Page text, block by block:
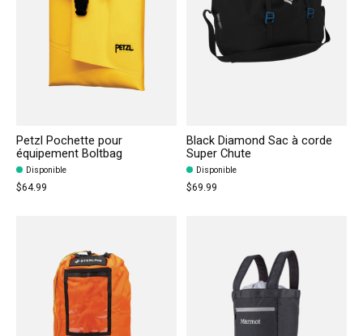
Petzl Pochette pour
équipement Boltbag
Disponible
$64.99
Black Diamond Sac à corde
Super Chute
Disponible
$69.99